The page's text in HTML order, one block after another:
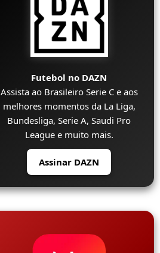
Futebol no DAZN
Assista ao Brasileiro Serie C e aos
melhores momentos da La Liga,
Bundesliga, Serie A, Saudi Pro
League e muito mais.
Assinar DAZN